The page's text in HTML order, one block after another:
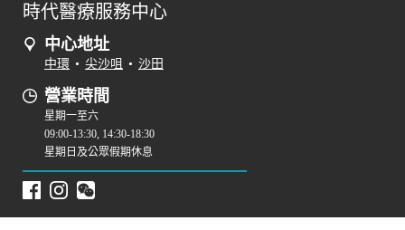
時代醫療服務中心
中心地址
中環 • 尖沙咀 • 沙田
營業時間
星期一至六
09:00-13:30, 14:30-18:30
星期日及公眾假期休息